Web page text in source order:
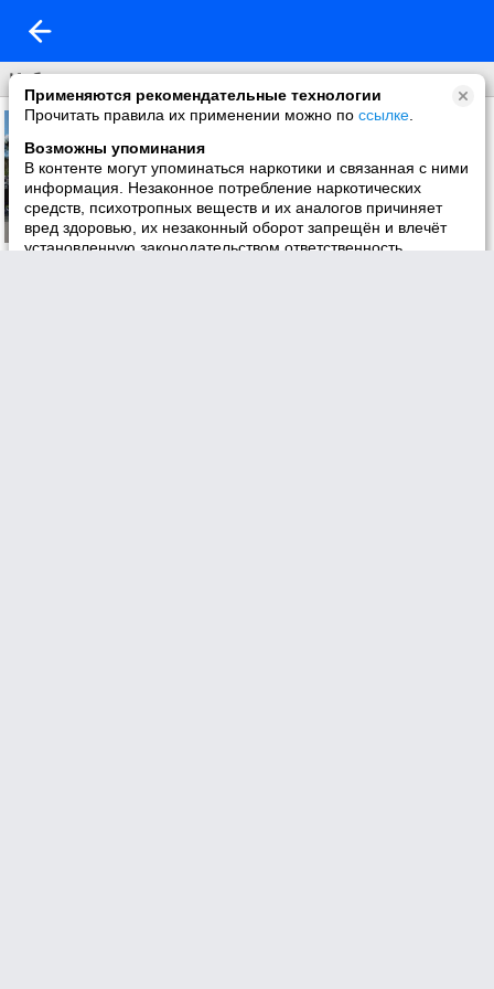
Применяются рекомендательные технологии
Прочитать правила их применении можно по ссылке
Возможны упоминания
В контенте могут упоминаться наркотики и связанная с ними
информация. Незаконное потребление наркотических
средств, психотропных веществ и их аналогов причиняет
вред здоровью, их незаконный оборот запрещён и влечёт
установленную законодательством ответственность
Избранное